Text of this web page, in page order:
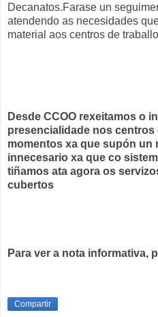
Decanatos.Farase un
atendendo as necesidades
material aos centros de
Desde CCOO rexeitamos o
presencialidade nos centros
momentos xa que supón un
innecesario xa que co
tiñamos ata agora os
cubertos
Para ver a nota informativa,
Compartir